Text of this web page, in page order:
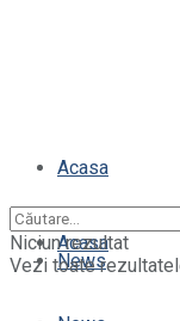
Acasa
News
Acasa
Niciun rezultat
Vezi toate